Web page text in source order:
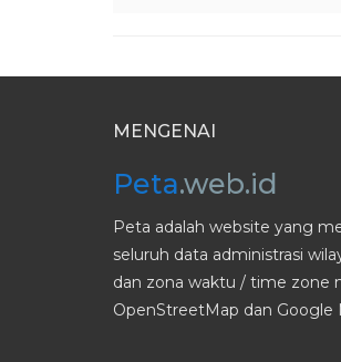
MENGENAI
Peta.web.id
Peta adalah website yang
seluruh data administrasi
dan zona waktu / time zone
OpenStreetMap dan Google